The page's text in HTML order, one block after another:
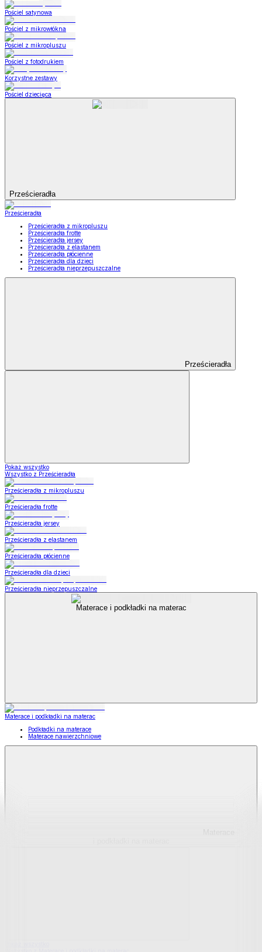
Pościel satynowa
Pościel z mikrowłókna
Pościel z mikropluszu
Pościel z fotodrukiem
Korzystne zestawy
Pościel dziecięca
Prześcieradła
Prześcieradła
Prześcieradła z mikropluszu
Prześcieradła frotte
Prześcieradła jersey
Prześcieradła z elastanem
Prześcieradła płócienne
Prześcieradła dla dzieci
Prześcieradła nieprzepuszczalne
Prześcieradła
Pokaż wszystko
Wszystko z Prześcieradła
Prześcieradła z mikropluszu
Prześcieradła frotte
Prześcieradła jersey
Prześcieradła z elastanem
Prześcieradła płócienne
Prześcieradła dla dzieci
Prześcieradła nieprzepuszczalne
Materace i podkładki na materac
Materace i podkładki na materac
Podkładki na materace
Materace nawierzchniowe